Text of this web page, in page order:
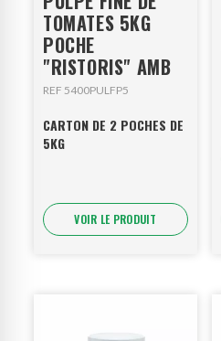
TOMATES 5KG
POCHE
"RISTORIS" AMB
REF 5400PULFP5
CARTON DE 2 POCHES DE
5KG
VOIR LE PRODUIT